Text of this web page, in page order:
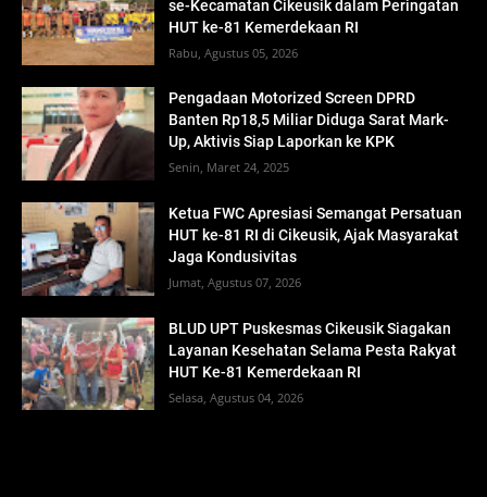
se-Kecamatan Cikeusik dalam Peringatan
HUT ke-81 Kemerdekaan RI
Rabu, Agustus 05, 2026
Pengadaan Motorized Screen DPRD
Banten Rp18,5 Miliar Diduga Sarat Mark-
Up, Aktivis Siap Laporkan ke KPK
Senin, Maret 24, 2025
Ketua FWC Apresiasi Semangat Persatuan
HUT ke-81 RI di Cikeusik, Ajak Masyarakat
Jaga Kondusivitas
Jumat, Agustus 07, 2026
BLUD UPT Puskesmas Cikeusik Siagakan
Layanan Kesehatan Selama Pesta Rakyat
HUT Ke-81 Kemerdekaan RI
Selasa, Agustus 04, 2026